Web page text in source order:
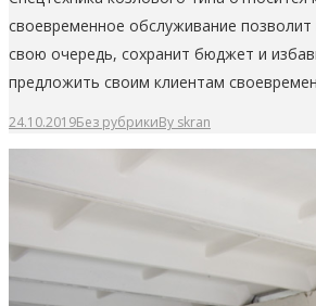
своевременное обслуживание
свою очередь, сохранит бюджет и
предложить своим клиентам
24.10.2019Без рубрикиBy skran